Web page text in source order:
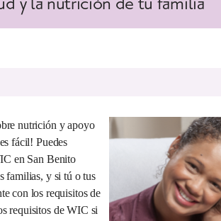
nutrición y apoyo
fácil! Puedes
en San Benito
familias, y si tú o tus
con los requisitos de
requisitos de WIC si